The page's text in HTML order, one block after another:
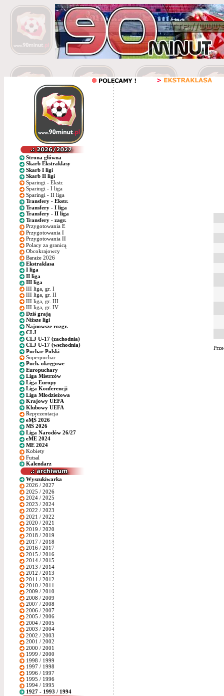
Strona główna
Skarb Ekstraklasy
Skarb I ligi
Skarb II ligi
Sparingi - Ekstr.
Sparingi - I liga
Sparingi - II liga
Transfery - Ekstr.
Transfery - I liga
Transfery - II liga
Transfery - zagr.
Przygotowania E
Przygotowania I
Przygotowania II
Polacy za granicą
Obcokrajowcy
Baraże 2026
Ekstraklasa
I liga
II liga
III liga
III liga, gr. I
III liga, gr. II
III liga, gr. III
III liga, gr. IV
Dziś grają
Niższe ligi
Najnowsze rozgr.
CLJ
CLJ U-17 (zachodnia)
CLJ U-17 (wschodnia)
Puchar Polski
Superpuchar
Puch. okręgowe
Europuchary
Liga Mistrzów
Liga Europy
Liga Konferencji
Liga Młodzieżowa
Krajowy UEFA
Klubowy UEFA
Reprezentacja
eMŚ 2026
MŚ 2026
Liga Narodów 26/27
eME 2024
ME 2024
Kobiety
Futsal
Kalendarz
Wyszukiwarka
2026 / 2027
2025 / 2026
2024 / 2025
2023 / 2024
2022 / 2023
2021 / 2022
2020 / 2021
2019 / 2020
2018 / 2019
2017 / 2018
2016 / 2017
2015 / 2016
2014 / 2015
2013 / 2014
2012 / 2013
2011 / 2012
2010 / 2011
2009 / 2010
2008 / 2009
2007 / 2008
2006 / 2007
2005 / 2006
2004 / 2005
2003 / 2004
2002 / 2003
2001 / 2002
2000 / 2001
1999 / 2000
1998 / 1999
1997 / 1998
1996 / 1997
1995 / 1996
1994 / 1995
1927 - 1993 / 1994